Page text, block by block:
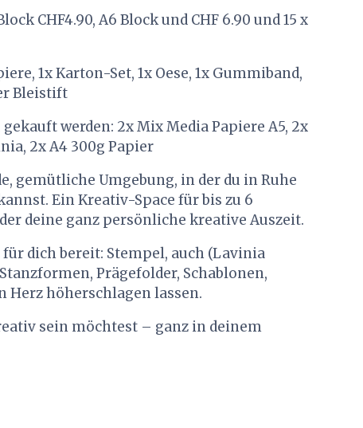
CHF4.90, A6 Block und CHF 6.90 und 15 x
1x Karton-Set, 1x Oese, 1x Gummiband,
Bleistift
werden: 2x Mix Media Papiere A5, 2x
2x A4 300g Papier
gemütliche Umgebung, in der du in Ruhe
Ein Kreativ-Space für bis zu 6
deine ganz persönliche kreative Auszeit.
dich bereit: Stempel, auch (Lavinia
Prägefolder, Schablonen,
Herz höherschlagen lassen.
sein möchtest – ganz in deinem